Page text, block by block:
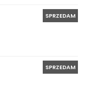
SPRZEDAM
SPRZEDAM